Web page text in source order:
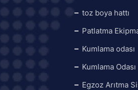
toz boya hattı
Patlatma
Kumlama odası
Kumlama Odası
Egzoz Arıtma